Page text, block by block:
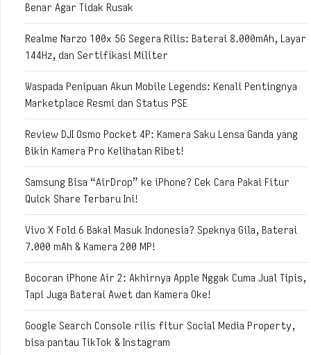
Benar Agar Tidak Rusak
Realme Narzo 100x 5G Segera Rilis: Baterai 8.000mAh, Layar
144Hz, dan Sertifikasi Militer
Waspada Penipuan Akun Mobile Legends: Kenali Pentingnya
Marketplace Resmi dan Status PSE
Review DJI Osmo Pocket 4P: Kamera Saku Lensa Ganda yang
Bikin Kamera Pro Kelihatan Ribet!
Samsung Bisa “AirDrop” ke iPhone? Cek Cara Pakai Fitur
Quick Share Terbaru Ini!
Vivo X Fold 6 Bakal Masuk Indonesia? Speknya Gila, Baterai
7.000 mAh & Kamera 200 MP!
Bocoran iPhone Air 2: Akhirnya Apple Nggak Cuma Jual Tipis,
Tapi Juga Baterai Awet dan Kamera Oke!
Google Search Console rilis fitur Social Media Property,
bisa pantau TikTok & Instagram